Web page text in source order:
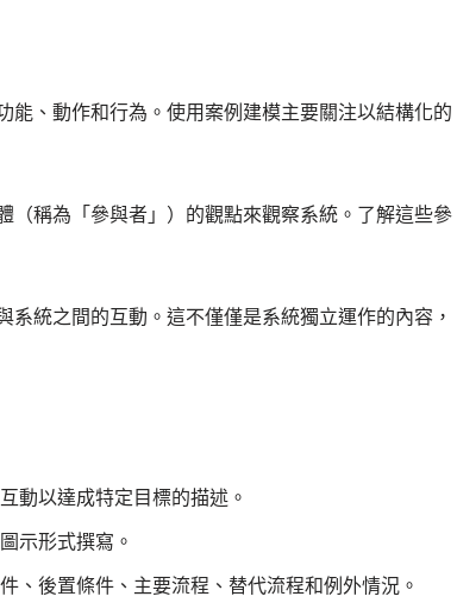
能、動作和行為。使用案例建模主要關注以結構化的
（稱為「參與者」）的觀點來觀察系統。了解這些參
系統之間的互動。這不僅僅是系統獨立運作的內容，
動以達成特定目標的描述。
示形式撰寫。
、後置條件、主要流程、替代流程和例外情況。